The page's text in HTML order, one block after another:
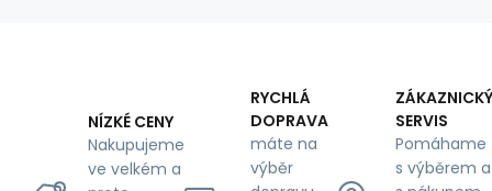
na
bílém
NÍZKÉ CENY
Nakupujeme
ve velkém a
RYCHLÁ
DOPRAVA
máte na
výběr
ZÁKAZNICKÝ
SERVIS
Pomáhame
s výběrem a